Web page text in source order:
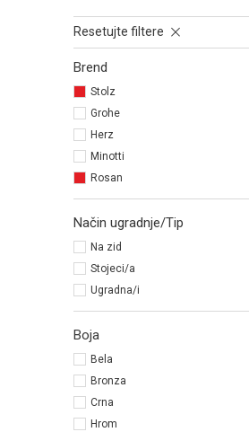
Resetujte filtere
Brend
Stolz
Grohe
Herz
Minotti
Rosan
Način ugradnje/Tip
Na zid
Stojeci/a
Ugradna/i
Boja
Bela
Bronza
Crna
Hrom